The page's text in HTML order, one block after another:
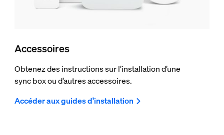
Accessoires
Obtenez des instructions sur l’installation d’une
sync box ou d’autres accessoires.
Accéder aux guides d’installation